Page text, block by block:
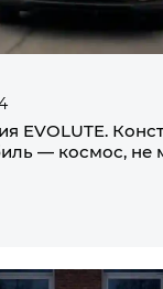
EVOLUTE.
— космос, не